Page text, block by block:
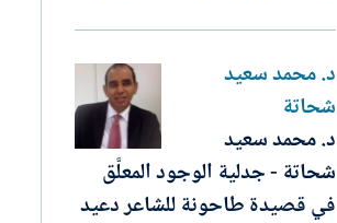
د. محمد سعيد
شحاتة
د. محمد سعيد
شحاتة - جدلية الوجود المعلَّق
في قصيدة طاحونة للشاعر دعيد